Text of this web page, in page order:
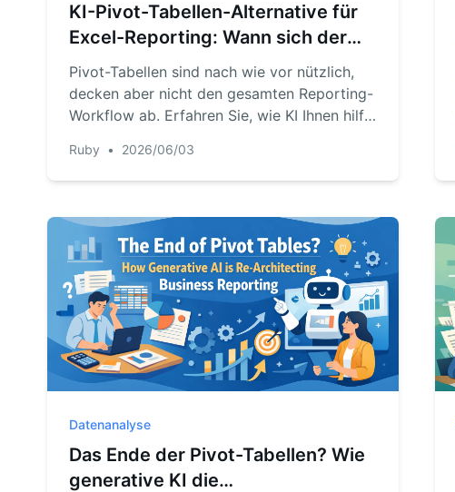
KI-Pivot-Tabellen-Alternative für
Excel-Reporting: Wann sich der
Wechsel lohnt
Pivot-Tabellen sind nach wie vor nützlich,
decken aber nicht den gesamten Reporting-
Workflow ab. Erfahren Sie, wie KI Ihnen hilft,
professionellen Geschäftsberichten zu
gelangen.
Ruby • 2026/06/03
Datenanalyse
Das Ende der Pivot-Tabellen? Wie
generative KI die